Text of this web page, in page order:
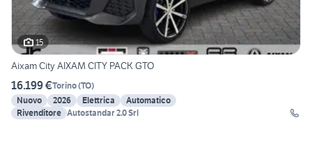
15
Aixam City AIXAM CITY PACK GTO
16.199 €Torino(TO)
Nuovo
2026 Elettrica
Automatico
Rivenditore Autostandar 2.0 Srl